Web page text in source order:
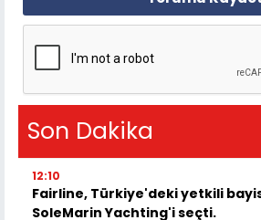
Son Dakika
12:10
Fairline, Türkiye'deki yetkili
SoleMarin Yachting'i seçti.